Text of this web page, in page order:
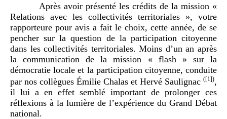
Après avoir présenté les crédits de la mission «
Relations avec les collectivités territoriales », votre
rapporteure pour avis a fait le choix, cette année, de se
pencher sur la question de la participation citoyenne
dans les collectivités territoriales. Moins d’un an après
la communication de la mission « flash » sur la
démocratie locale et la participation citoyenne, conduite
par nos collègues Émilie Chalas et Hervé Saulignac ([1]),
il lui a en effet semblé important de prolonger ces
réflexions à la lumière de l’expérience du Grand Débat
national.